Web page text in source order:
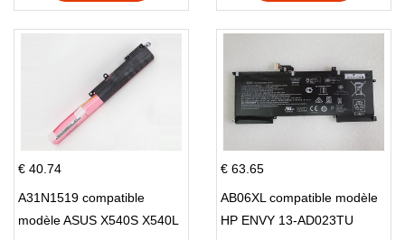
€ 40.74
A31N1519 compatible
modèle ASUS X540S X540L
€ 63.65
AB06XL compatible modèle
HP ENVY 13-AD023TU